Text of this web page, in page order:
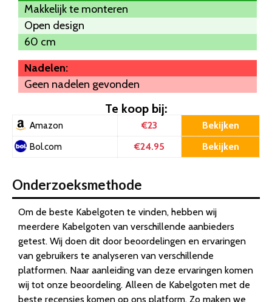
Makkelijk te monteren
Open design
60 cm
Nadelen:
Geen nadelen gevonden
Te koop bij:
Amazon €23 Bekijken
Bol.com €24.95 Bekijken
Onderzoeksmethode
Om de beste Kabelgoten te vinden, hebben wij
meerdere Kabelgoten van verschillende aanbieders
getest. Wij doen dit door beoordelingen en ervaringen
van gebruikers te analyseren van verschillende
platformen. Naar aanleiding van deze ervaringen komen
wij tot onze beoordeling. Alleen de Kabelgoten met de
beste recensies komen op ons platform. Zo maken we